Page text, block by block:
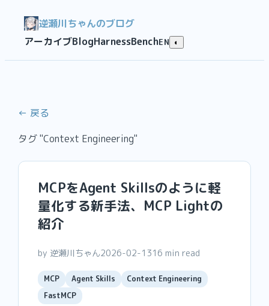
逆瀬川ちゃんのブログ
アーカイブBlogHarnessBenchEN ◐
← 戻る
タグ "Context Engineering"
MCPをAgent Skillsのように軽
量化する新手法、MCP Lightの
紹介
by 逆瀬川ちゃん2026-02-1316 min read
MCP Agent Skills
Context Engineering
FastMCP